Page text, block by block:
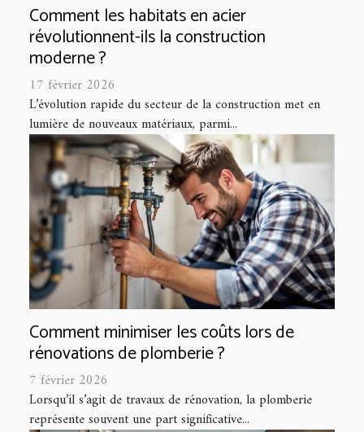
Comment les habitats en acier
révolutionnent-ils la construction
moderne ?
17 février 2026
L’évolution rapide du secteur de la construction met en
lumière de nouveaux matériaux, parmi...
Comment minimiser les coûts lors de
rénovations de plomberie ?
7 février 2026
Lorsqu’il s’agit de travaux de rénovation, la plomberie
représente souvent une part significative...